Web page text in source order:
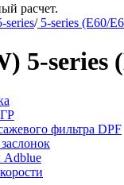
расчет.
series/5-series (E60/
series
фильтра DPF
Adblue